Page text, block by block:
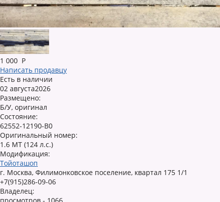
1 000 Р
Написать продавцу
Есть в наличии
02 августа2026
Размещено:
Б/У, оригинал
Состояние:
62552-12190-B0
Оригинальный номер:
1.6 MT (124 л.с.)
Модификация:
Тойоташоп
г. Москва, Филимонковское поселение, квартал 175 1/1
+7(915)286-09-06
Владелец:
просмотров - 1066